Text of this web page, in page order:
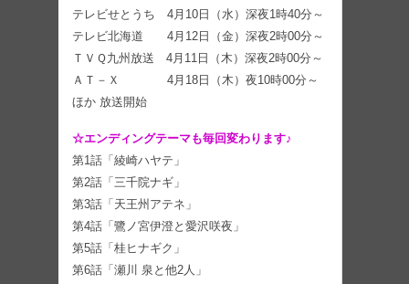
テレビせとうち 4月10日（水）深夜1時40分～
テレビ北海道 4月12日（金）深夜2時00分～
ＴＶＱ九州放送 4月11日（木）深夜2時00分～
ＡＴ－Ｘ 4月18日（木）夜10時00分～
ほか 放送開始
☆エンディングテーマも毎回変わります♪
第1話「綾崎ハヤテ」
第2話「三千院ナギ」
第3話「天王州アテネ」
第4話「鷺ノ宮伊澄と愛沢咲夜」
第5話「桂ヒナギク」
第6話「瀬川 泉と他2人」